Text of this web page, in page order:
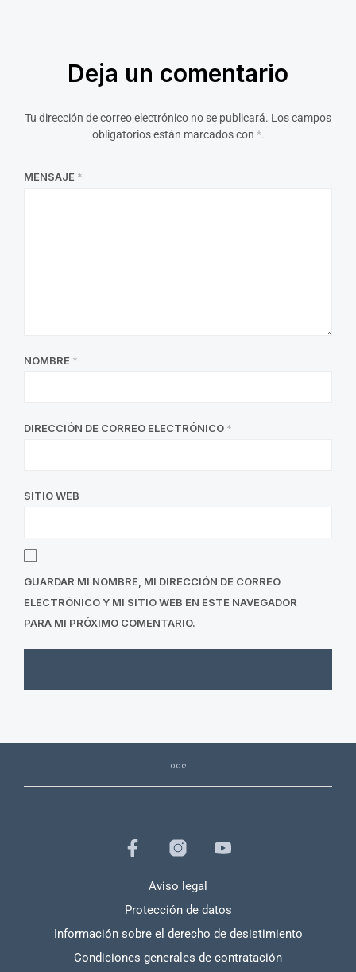
Deja un comentario
Tu dirección de correo electrónico no se publicará. Los campos
obligatorios están marcados con *.
MENSAJE *
NOMBRE *
DIRECCIÓN DE CORREO ELECTRÓNICO *
SITIO WEB
GUARDAR MI NOMBRE, MI DIRECCIÓN DE CORREO
ELECTRÓNICO Y MI SITIO WEB EN ESTE NAVEGADOR
PARA MI PRÓXIMO COMENTARIO.
Aviso legal
Protección de datos
Información sobre el derecho de desistimiento
Condiciones generales de contratación